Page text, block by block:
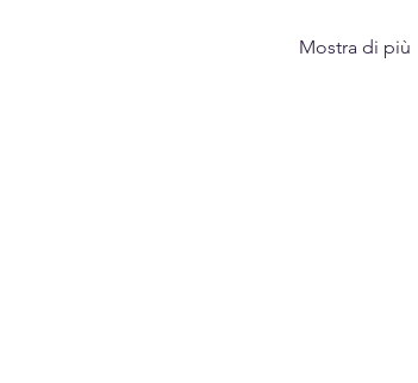
Mostra di più